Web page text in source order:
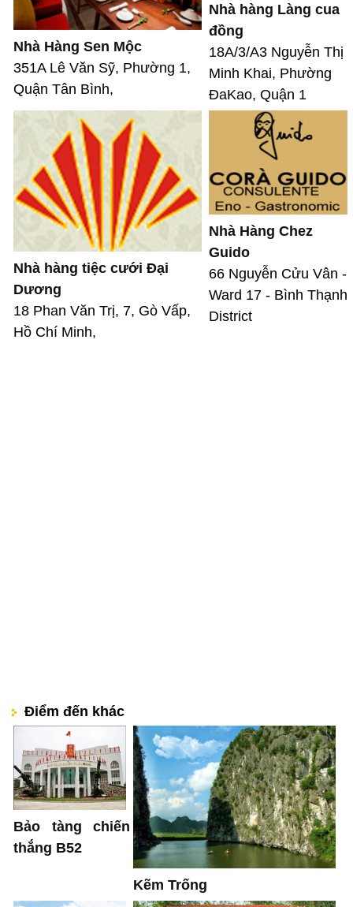
Nhà Hàng Sen Mộc
351A Lê Văn Sỹ, Phường 1,
Quận Tân Bình,
Nhà hàng Làng cua
đồng
18A/3/A3 Nguyễn Thị
Minh Khai, Phường
ĐaKao, Quận 1
Nhà hàng tiệc cưới Đại
Dương
18 Phan Văn Trị, 7, Gò Vấp,
Hồ Chí Minh,
Nhà Hàng Chez
Guido
66 Nguyễn Cửu Vân -
Ward 17 - Bình Thạnh
District
Điểm đến khác
Bảo tàng chiến
thắng B52
Kẽm Trống